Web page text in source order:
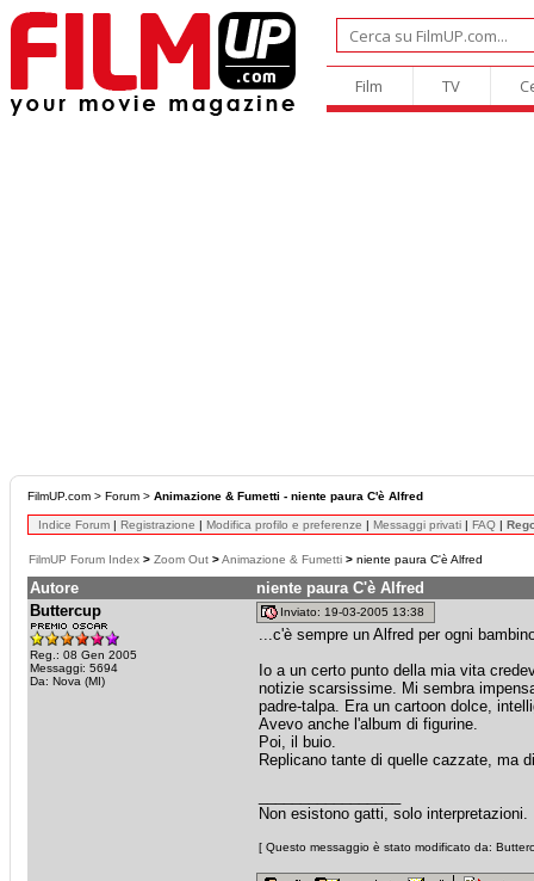
Film TV
FilmUP.com > Forum > Animazione & Fumetti - niente paura C'è Alfred
Indice Forum | Registrazione | Modifica profilo e preferenze | Messaggi privati | FAQ |
FilmUP Forum Index > Zoom Out >Animazione & Fumetti > niente paura C'è Alfred
Autore
niente paura C'è Alfred
Buttercup
Reg.: 08 Gen 2005
Messaggi: 5694
Da: Nova (MI)
Inviato: 19-03-2005 13:38
...c'è sempre un Alfred per ogni
Io a un certo punto della mia vita
notizie scarsissime. Mi sembra
padre-talpa. Era un cartoon dolce,
Avevo anche l'album di figurine.
Poi, il buio.
Replicano tante di quelle cazzate, ma
Non esistono gatti, solo interpretazioni.
[ Questo messaggio è stato modificato da: